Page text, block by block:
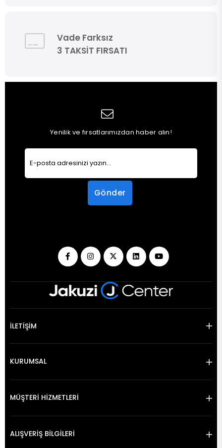
Vade Farksız
3 TAKSİT FIRSATI
Yenilik ve fırsatlarımızdan haber alın!
Gönder
İLETİŞİM
KURUMSAL
MÜŞTERİ HİZMETLERİ
ALIŞVERİŞ BİLGİLERİ